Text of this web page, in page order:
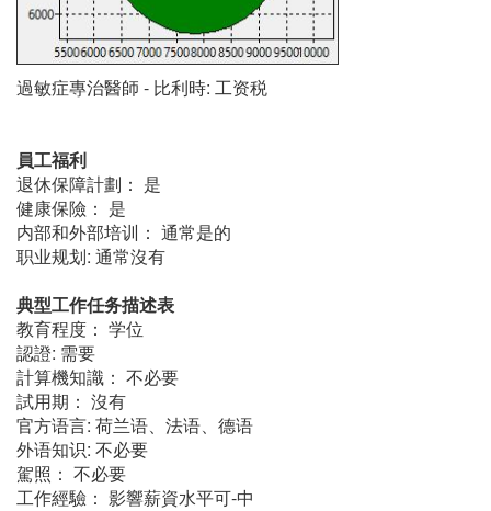
過敏症專治醫師 - 比利時: 工资税
員工福利
退休保障計劃： 是
健康保險： 是
内部和外部培训： 通常是的
职业规划: 通常沒有
典型工作任务描述表
教育程度： 学位
認證: 需要
計算機知識： 不必要
試用期： 沒有
官方语言: 荷兰语、法语、德语
外语知识: 不必要
駕照： 不必要
工作經驗： 影響薪資水平可-中